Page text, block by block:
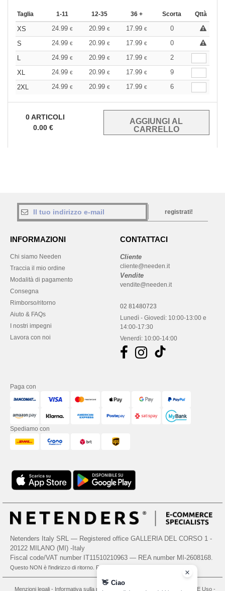
Taglia 1-11 12-35 36 + Scorta Qttà
XS 24.99 € 20.99 € 17.99 €
0
S
24.99 € 20.99 € 17.99 €
0
L
24.99 € 20.99 € 17.99 €
2
XL
24.99 € 20.99 € 17.99 €
9
2XL
24.99 € 20.99 € 17.99 € 6
0ARTICOLI
0.00 €
registrati!
INFORMAZIONI
Chi siamo Needen
Traccia il mio ordine
Modalità di pagamento
Consegna
Rimborso/ritorno
Aiuto & FAQs
I nostri impegni
Lavora con noi
CONTATTACI
Cliente
cliente@needen.it
Vendite
vendite@needen.it
02 81480723
Lunedì - Giovedì: 10:00-13:00 e
14:00-17:30
Venerdì: 10:00-14:00
Paga con
Spediamo con
Netenders Italy SRL — Registered office GALLERIA DEL CORSO 1 -
20122 MILANO (MI) -Italy
Fiscal code/VAT number IT11510210963 — REA number MI-2608168.
Questo NON è l'indirizzo di ritorno. Per i resi, vedere qui
Menzioni legali - Informativa sulla privacy Condizioni Generali Di Accesso E Uso -
👋 Ciao